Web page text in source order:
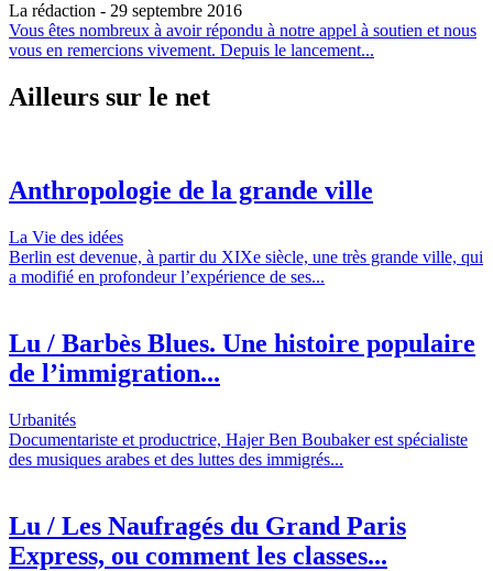
La rédaction - 29 septembre 2016
Vous êtes nombreux à avoir répondu à notre appel à soutien et nous
vous en remercions vivement. Depuis le lancement...
Ailleurs sur le net
Anthropologie de la grande ville
La Vie des idées
Berlin est devenue, à partir du XIXe siècle, une très grande ville, qui
a modifié en profondeur l’expérience de ses...
Lu / Barbès Blues. Une histoire populaire
de l’immigration...
Urbanités
Documentariste et productrice, Hajer Ben Boubaker est spécialiste
des musiques arabes et des luttes des immigrés...
Lu / Les Naufragés du Grand Paris
Express, ou comment les classes...